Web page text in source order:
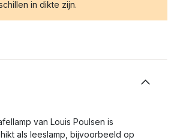
in dikte zijn.
van Louis Poulsen is
als leeslamp, bijvoorbeeld op